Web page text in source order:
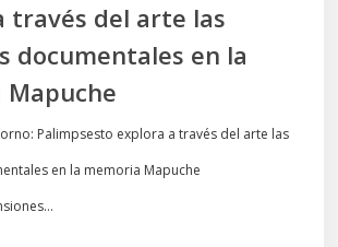
través del arte las
documentales en la
Palimpsesto explora a través del arte las
en la memoria Mapuche